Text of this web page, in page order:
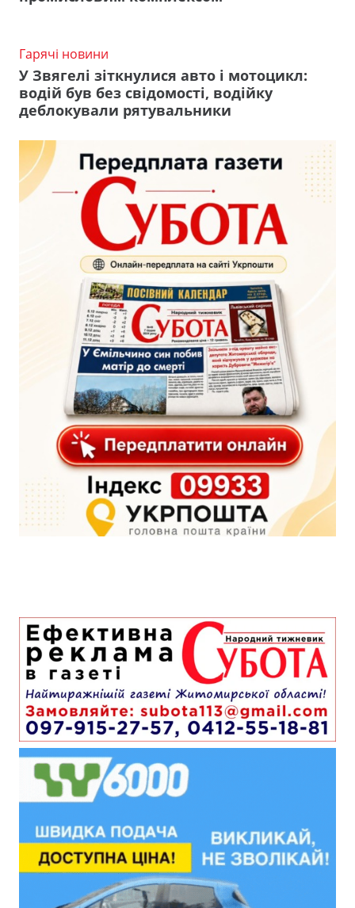
Гарячі новини
У Звягелі зіткнулися авто і мотоцикл:
водій був без свідомості, водійку
деблокували рятувальники